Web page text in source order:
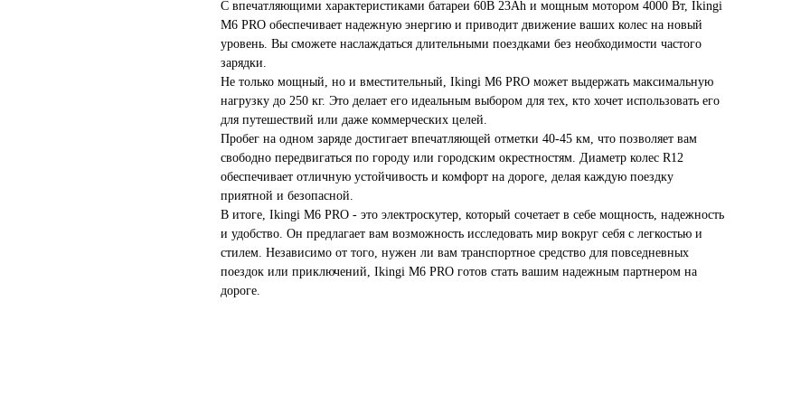
С впечатляющими характеристиками батареи 60В 23Ah и мощным мотором 4000 Вт, Ikingi
M6 PRO обеспечивает надежную энергию и приводит движение ваших колес на новый
уровень. Вы сможете наслаждаться длительными поездками без необходимости частого
зарядки.
Не только мощный, но и вместительный, Ikingi M6 PRO может выдержать максимальную
нагрузку до 250 кг. Это делает его идеальным выбором для тех, кто хочет использовать его
для путешествий или даже коммерческих целей.
Пробег на одном заряде достигает впечатляющей отметки 40-45 км, что позволяет вам
свободно передвигаться по городу или городским окрестностям. Диаметр колес R12
обеспечивает отличную устойчивость и комфорт на дороге, делая каждую поездку
приятной и безопасной.
В итоге, Ikingi M6 PRO - это электроскутер, который сочетает в себе мощность, надежность
и удобство. Он предлагает вам возможность исследовать мир вокруг себя с легкостью и
стилем. Независимо от того, нужен ли вам транспортное средство для повседневных
поездок или приключений, Ikingi M6 PRO готов стать вашим надежным партнером на
дороге.